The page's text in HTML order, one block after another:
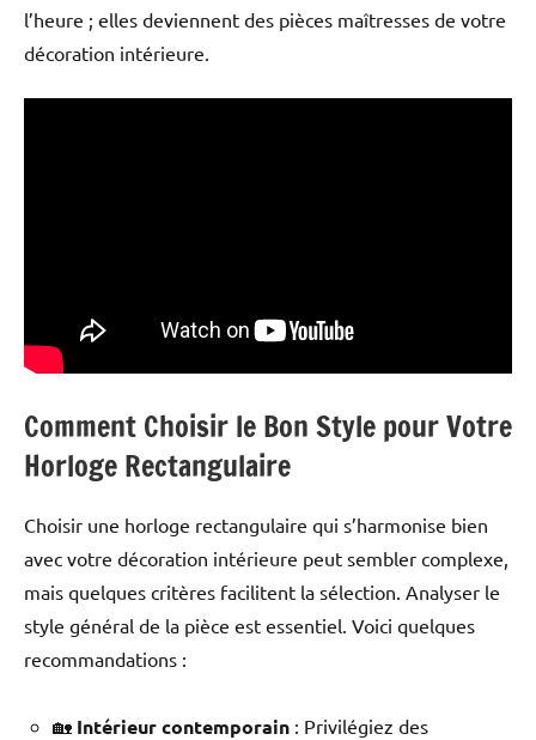
l’heure ; elles deviennent des pièces maîtresses de votre
décoration intérieure.
Comment Choisir le Bon Style pour Votre
Horloge Rectangulaire
Choisir une horloge rectangulaire qui s’harmonise bien
avec votre décoration intérieure peut sembler complexe,
mais quelques critères facilitent la sélection. Analyser le
style général de la pièce est essentiel. Voici quelques
recommandations :
🏡 Intérieur contemporain : Privilégiez des